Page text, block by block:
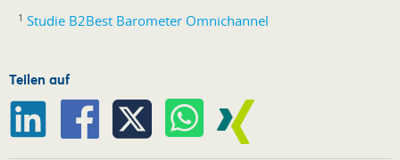
1 Studie B2Best Barometer Omnichannel
Teilen auf